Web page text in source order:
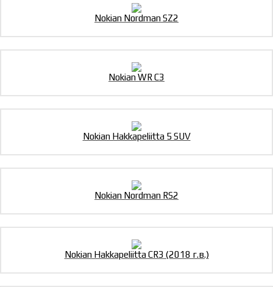
Nokian Nordman SZ2
Nokian WR C3
Nokian Hakkapeliitta 5 SUV
Nokian Nordman RS2
Nokian Hakkapeliitta CR3 (2018 г.в.)